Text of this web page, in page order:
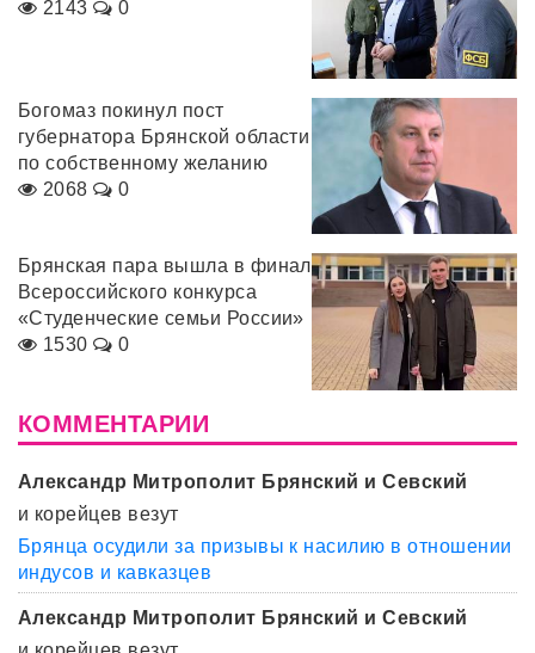
2143 0
Богомаз покинул пост
губернатора Брянской области
по собственному желанию
2068
0
Брянская пара вышла в финал
Всероссийского конкурса
«Студенческие семьи России»
1530
0
КОММЕНТАРИИ
Александр Митрополит Брянский и Севский
и корейцев везут
Брянца осудили за призывы к насилию в отношении
индусов и кавказцев
Александр Митрополит Брянский и Севский